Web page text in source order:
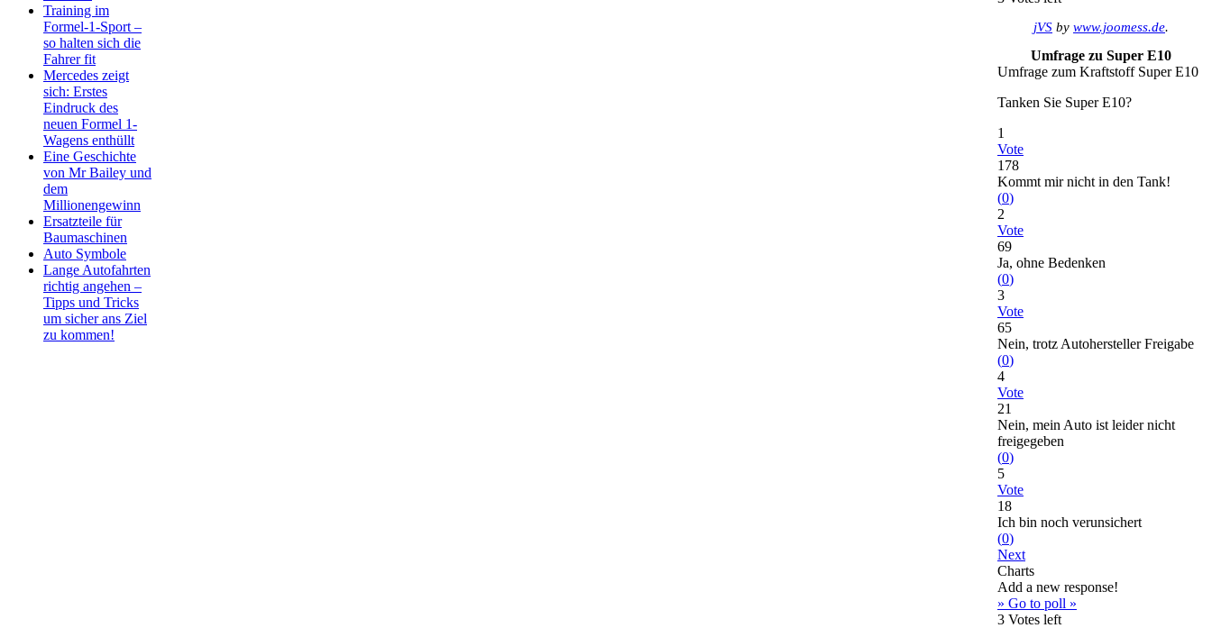
Training im
Formel-1-Sport –
so halten sich die
Fahrer fit
Mercedes zeigt
sich: Erstes
Eindruck des
neuen Formel 1-
Wagens enthüllt
Eine Geschichte
von Mr Bailey und
dem
Millionengewinn
Ersatzteile für
Baumaschinen
Auto Symbole
Lange Autofahrten
richtig angehen –
Tipps und Tricks
um sicher ans Ziel
zu kommen!
jVS by www.joomess.de.
Umfrage zu Super E10
Umfrage zum Kraftstoff Super E10
Tanken Sie Super E10?
1
Vote
178
Kommt mir nicht in den Tank!
(0)
2
Vote
69
Ja, ohne Bedenken
(0)
3
Vote
65
Nein, trotz Autohersteller Freigabe
(0)
4
Vote
21
Nein, mein Auto ist leider nicht
freigegeben
(0)
5
Vote
18
Ich bin noch verunsichert
(0)
Next
Charts
Add a new response!
» Go to poll »
3 Votes left